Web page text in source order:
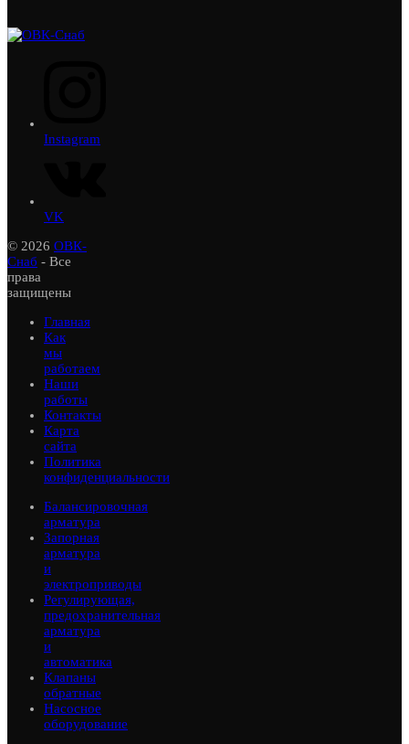
Instagram
VK
© 2026 ОВК-
Снаб - Все
права
защищены
Главная
Как
мы
работаем
Наши
работы
Контакты
Карта
сайта
Политика
конфиденциальности
Балансировочная
арматура
Запорная
арматура
и
электроприводы
Регулирующая,
предохранительная
арматура
и
автоматика
Клапаны
обратные
Насосное
оборудование